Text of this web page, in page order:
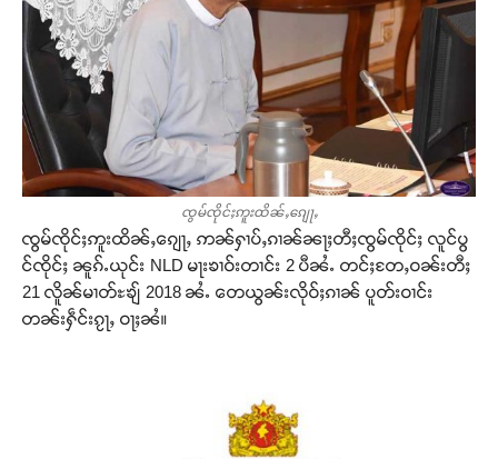
ၸွမ်ၸိုင်ႈဢူးထိၼ်ႇၵျေႃႇ
ၸွမ်ၸိုင်ႈဢူးထိၼ်ႇၵျေႃႇ ဢၼ်ႁၢပ်ႇၵၢၼ်ၼႃႈတီႈၸွမ်ၸိုင်ႈ လူင်ပွ
င်ၸိုင်ႈ ၼူၵ်ႉယုင်း NLD မႃးၶၢဝ်းတၢင်း 2 ပီၼႆႉ တင်ႈတႄႇဝၼ်းတီႈ
21 လိူၼ်မၢတ်ႊၶျ် 2018 ၼႆႉ တေယွၼ်းလိုဝ်ႈၵၢၼ် ပူတ်းဝၢင်း
တၼ်းႁဵင်းၵႂႃႇ ဝႃႈၼႆ။